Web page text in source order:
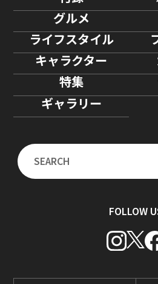
グルメ
ライフスタイル
キャラクター
特集
ギャラリー
FOLLOW